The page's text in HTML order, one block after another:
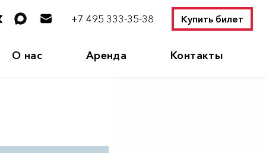
+7 495 333-35-38 Купить билет
О нас Аренда Контакты